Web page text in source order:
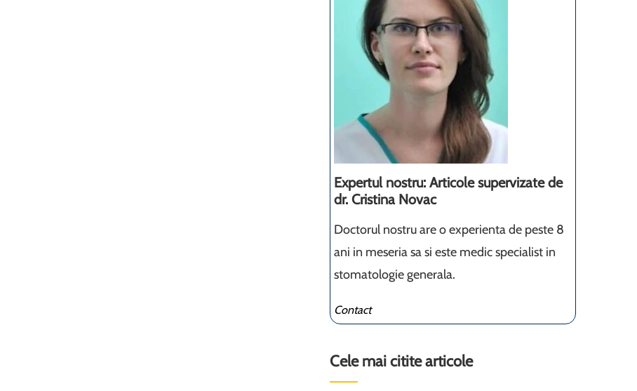
Expertul nostru: Articole supervizate de
dr. Cristina Novac
Doctorul nostru are o experienta de peste 8
ani in meseria sa si este medic specialist in
stomatologie generala.
Contact
Cele mai citite articole